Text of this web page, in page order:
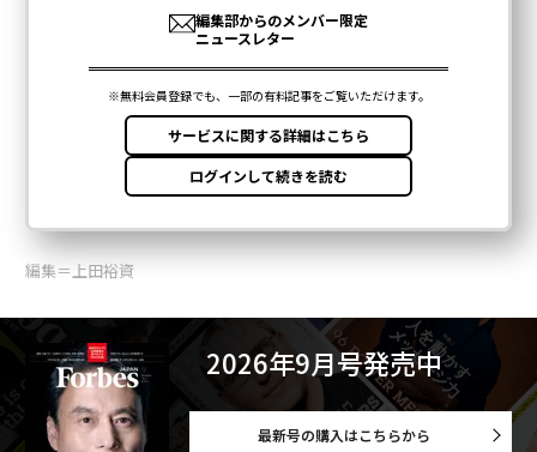
編集＝上田裕資
2026年9月号発売中
最新号の購入はこちらから